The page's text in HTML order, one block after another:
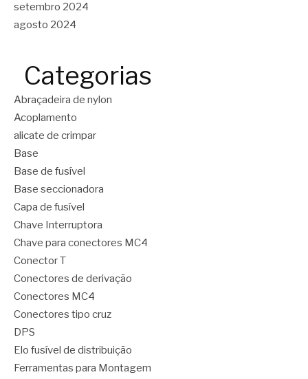
setembro 2024
agosto 2024
Categorias
Abraçadeira de nylon
Acoplamento
alicate de crimpar
Base
Base de fusível
Base seccionadora
Capa de fusível
Chave Interruptora
Chave para conectores MC4
Conector T
Conectores de derivação
Conectores MC4
Conectores tipo cruz
DPS
Elo fusível de distribuição
Ferramentas para Montagem